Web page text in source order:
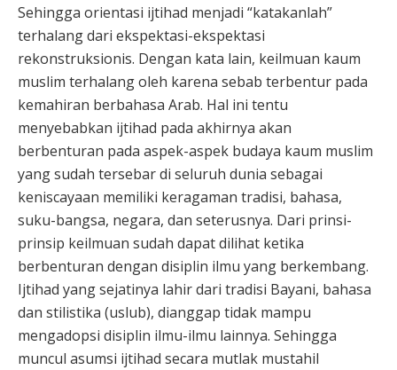
Sehingga orientasi ijtihad menjadi “katakanlah”
terhalang dari ekspektasi-ekspektasi
rekonstruksionis. Dengan kata lain, keilmuan kaum
muslim terhalang oleh karena sebab terbentur pada
kemahiran berbahasa Arab. Hal ini tentu
menyebabkan ijtihad pada akhirnya akan
berbenturan pada aspek-aspek budaya kaum muslim
yang sudah tersebar di seluruh dunia sebagai
keniscayaan memiliki keragaman tradisi, bahasa,
suku-bangsa, negara, dan seterusnya. Dari prinsi-
prinsip keilmuan sudah dapat dilihat ketika
berbenturan dengan disiplin ilmu yang berkembang.
Ijtihad yang sejatinya lahir dari tradisi Bayani, bahasa
dan stilistika (uslub), dianggap tidak mampu
mengadopsi disiplin ilmu-ilmu lainnya. Sehingga
muncul asumsi ijtihad secara mutlak mustahil